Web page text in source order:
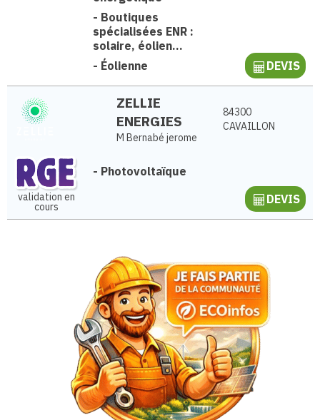
- Boutiques
spécialisées ENR :
solaire, éolien...
- Éolienne DEVIS
ZELLIE
ENERGIES
M Bernabé jerome
84300
CAVAILLON
validation en
cours
- Photovoltaïque
DEVIS